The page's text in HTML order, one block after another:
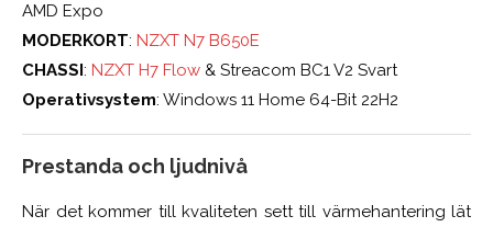
AMD Expo
MODERKORT: NZXT N7 B650E
CHASSI: NZXT H7 Flow & Streacom BC1 V2 Svart
Operativsystem: Windows 11 Home 64-Bit 22H2
Prestanda och ljudnivå
När det kommer till kvaliteten sett till värmehantering lät